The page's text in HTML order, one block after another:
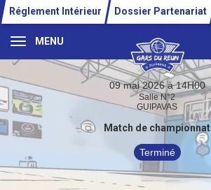
Réglement Intérieur Dossier Partenariat
MENU
09 mai 2026 à 14H00
Salle N°2
GUIPAVAS
Match de championnat
Terminé
Panneau de gestion des cookies